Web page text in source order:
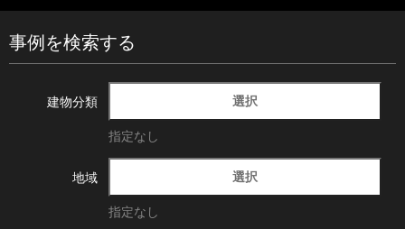
事例を検索する
建物分類 選択
指定なし
地域 選択
指定なし